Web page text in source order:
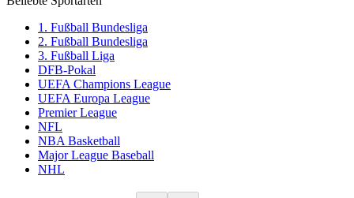
1. Fußball Bundesliga
2. Fußball Bundesliga
3. Fußball Liga
DFB-Pokal
UEFA Champions League
UEFA Europa League
Premier League
NFL
NBA Basketball
Major League Baseball
NHL